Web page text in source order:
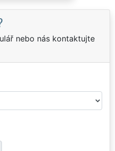
nebo nás kontaktujte